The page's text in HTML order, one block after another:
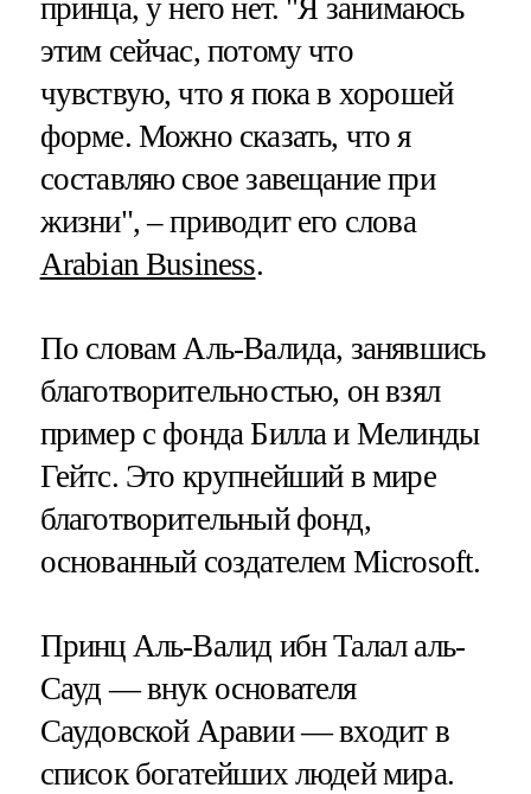
принца, у него нет. "Я занимаюсь
этим сейчас, потому что
чувствую, что я пока в хорошей
форме. Можно сказать, что я
составляю свое завещание при
жизни", – приводит его слова
Arabian Business.
По словам Аль-Валида, занявшись
благотворительностью, он взял
пример с фонда Билла и Мелинды
Гейтс. Это крупнейший в мире
благотворительный фонд,
основанный создателем Microsoft.
Принц Аль-Валид ибн Талал аль-
Сауд — внук основателя
Саудовской Аравии — входит в
список богатейших людей мира.